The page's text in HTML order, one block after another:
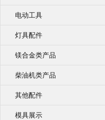
电动工具
灯具配件
镁合金类产品
柴油机类产品
其他配件
模具展示